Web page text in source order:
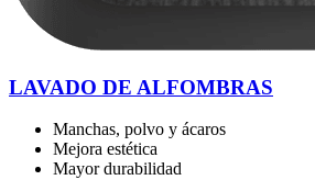
LAVADO DE ALFOMBRAS
Manchas, polvo y ácaros
Mejora estética
Mayor durabilidad